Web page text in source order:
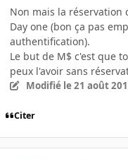
Non mais la réservation
Day one (bon ça pas
authentification).
Le but de M$ c'est que
peux l'avoir sans
Modifié le 21 août
Citer